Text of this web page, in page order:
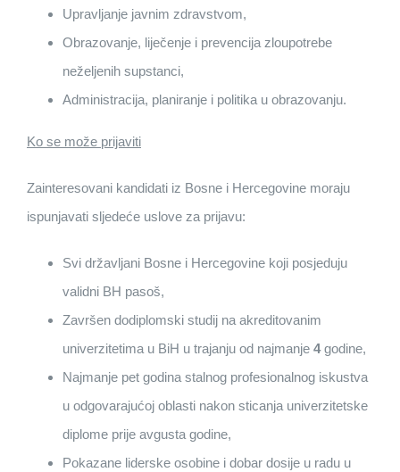
Upravljanje javnim zdravstvom,
Obrazovanje, liječenje i prevencija zloupotrebe
neželjenih supstanci,
Administracija, planiranje i politika u obrazovanju.
Ko se može prijaviti
Zainteresovani kandidati iz Bosne i Hercegovine moraju
ispunjavati sljedeće uslove za prijavu:
Svi državljani Bosne i Hercegovine koji posjeduju
validni BH pasoš,
Završen dodiplomski studij na akreditovanim
univerzitetima u BiH u trajanju od najmanje 4godine,
Najmanje pet godina stalnog profesionalnog iskustva
u odgovarajućoj oblasti nakon sticanja univerzitetske
diplome prije avgusta godine,
Pokazane liderske osobine i dobar dosije u radu u